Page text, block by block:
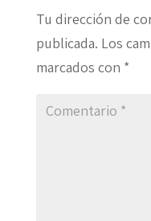
Tu dirección de
publicada. Los
marcados con *